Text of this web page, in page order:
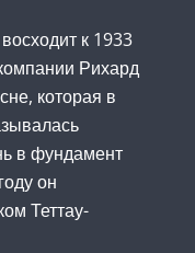
к 1933
Рихард
которая в
в фундамент
он
Теттау-